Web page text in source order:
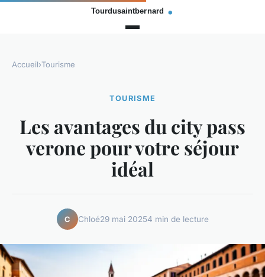
Accueil›Tourisme
TOURISME
Les avantages du city pass
verone pour votre séjour
idéal
C Chloé29 mai 20254 min de lecture